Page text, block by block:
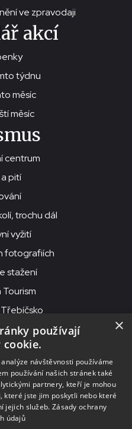
ve zpravodaji
akcí
týdnu
měsíc
měsíc
centrum
pití
trochu dál
vyžití
fotografiích
stažení
Mor. Budějovice
Purcnerova 62, 676 02
ID datové schránky: chjn2kd
×
používají
návštěvnosti používáme
používání našich stránek také
partnery, kteří je mohou
které jste jim poskytli nebo které
jejich služeb. Zásady ochrany
údajů